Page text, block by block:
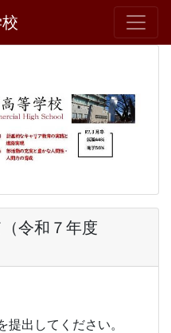
令和７年度
提出してください。